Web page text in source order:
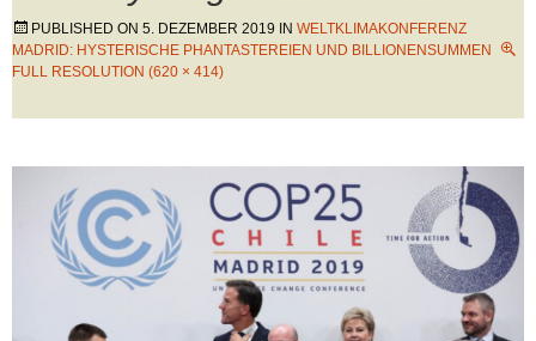
PUBLISHED ON 5. DEZEMBER 2019 IN WELTKLIMAKONFERENZ
MADRID: HYSTERISCHE PHANTASTEREIEN UND BILLIONENSUMMEN
FULL RESOLUTION (620 × 414)